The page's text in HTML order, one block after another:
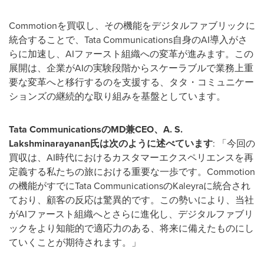
Commotionを買収し、その機能をデジタルファブリックに
統合することで、Tata Communications自身のAI導入がさ
らに加速し、AIファースト組織への変革が進みます。この
展開は、企業がAIの実験段階からスケーラブルで業務上重
要な変革へと移行するのを支援する、タタ・コミュニケー
ションズの継続的な取り組みを基盤としています。
Tata CommunicationsのMD兼CEO、A. S.
Lakshminarayanan氏は次のように述べています: 「今回の
買収は、AI時代におけるカスタマーエクスペリエンスを再
定義する私たちの旅における重要な一歩です。Commotion
の機能がすでにTata CommunicationsのKaleyraに統合され
ており、顧客の反応は驚異的です。この勢いにより、当社
がAIファースト組織へとさらに進化し、デジタルファブリ
ックをより知能的で適応力のある、将来に備えたものにし
ていくことが期待されます。」